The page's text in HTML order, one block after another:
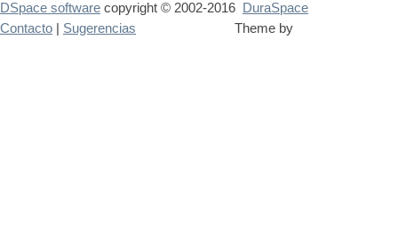
DSpace software copyright © 2002-2016
DuraSpace
Theme by
Contacto Sugerencias